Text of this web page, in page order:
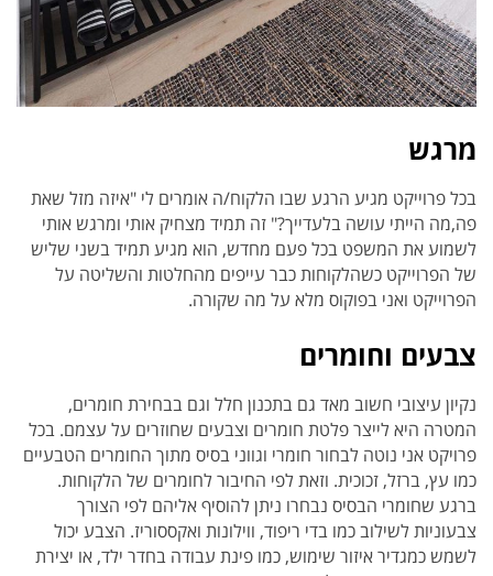
מרגש
בכל פרוייקט מגיע הרגע שבו הלקוח/ה אומרים לי "איזה מזל שאת
פה,מה הייתי עושה בלעדייך?" זה תמיד מצחיק אותי ומרגש אותי
לשמוע את המשפט בכל פעם מחדש, הוא מגיע תמיד בשני שליש
של הפרוייקט כשהלקוחות כבר עייפים מהחלטות והשליטה על
הפרוייקט ואני בפוקוס מלא על מה שקורה.
צבעים וחומרים
נקיון עיצובי חשוב מאד גם בתכנון חלל וגם בבחירת חומרים,
המטרה היא לייצר פלטת חומרים וצבעים שחוזרים על עצמם. בכל
פרויקט אני נוטה לבחור חומרי וגווני בסיס מתוך החומרים הטבעיים
כמו עץ, ברזל, זכוכית. וזאת לפי החיבור לחומרים של הלקוחות.
ברגע שחומרי הבסיס נבחרו ניתן להוסיף אליהם לפי הצורך
צבעוניות לשילוב כמו בדי ריפוד, ווילונות ואקססוריז. הצבע יכול
לשמש כמגדיר איזור שימוש, כמו פינת עבודה בחדר ילד, או יצירת